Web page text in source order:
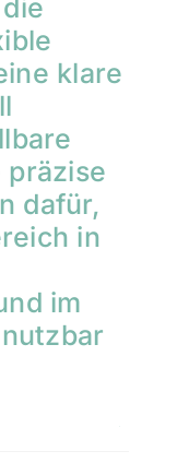
klare
präzise
dafür,
in
im